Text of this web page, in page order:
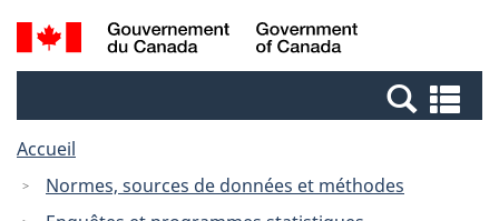
Passer
au
Passer
à
Canada
Recherche
et
et
Accueil
Normes, sources de données et méthodes